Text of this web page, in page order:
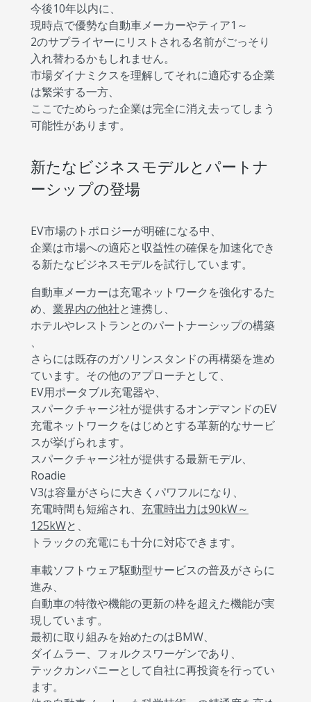
今後10年以内に、
現時点で優勢な自動車メーカーやティア1～
2のサプライヤーにリストされる名前がごっそり
入れ替わるかもしれません。
市場ダイナミクスを理解してそれに適応する企業
は繁栄する一方、
ここでためらった企業は完全に消え去ってしまう
可能性があります。
新たなビジネスモデルとパートナ
ーシップの登場
EV市場のトポロジーが明確になる中、
企業は市場への適応と収益性の確保を加速化でき
る新たなビジネスモデルを試行しています。
自動車メーカーは充電ネットワークを強化するた
め、 業界内の他社と連携し、
ホテルやレストランとのパートナーシップの構築
、
さらには既存のガソリンスタンドの再構築を進め
ています。その他のアプローチとして、
EV用ポータブル充電器や、
スパークチャージ社が提供するオンデマンドのEV
充電ネットワークをはじめとする革新的なサービ
スが挙げられます。
スパークチャージ社が提供する最新モデル、
Roadie
V3は容量がさらに大きくパワフルになり、
充電時間も短縮され、 充電時出力は90kW～
125kWと、
トラックの充電にも十分に対応できます。
車載ソフトウェア駆動型サービスの普及がさらに
進み、
自動車の特徴や機能の更新の枠を超えた機能が実
現しています。
最初に取り組みを始めたのはBMW、
ダイムラー、フォルクスワーゲンであり、
テックカンパニーとして自社に再投資を行ってい
ます。